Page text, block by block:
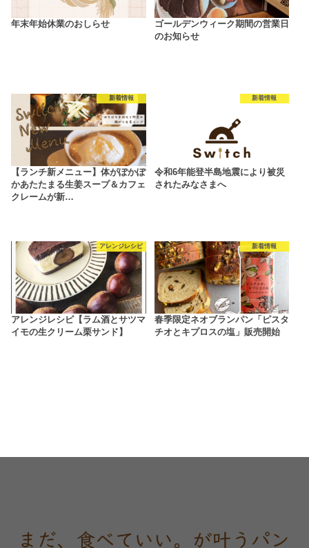
年末年始休業のおしらせ
ゴールデンウィーク期間の営業日
のお知らせ
新着情報
【ランチ新メニュー】体がぽかぽ
かあたたまる生姜スープ＆カフェ
クレームが新…
新着情報
令和6年能登半島地震により被災
されたみなさまへ
アレンジレシピ
アレンジレシピ【ラム酒とサツマ
イモの生クリーム栗サンド】
新着情報
春季限定ネオブランパン「ピスタ
チオとキプロスの塩」販売開始